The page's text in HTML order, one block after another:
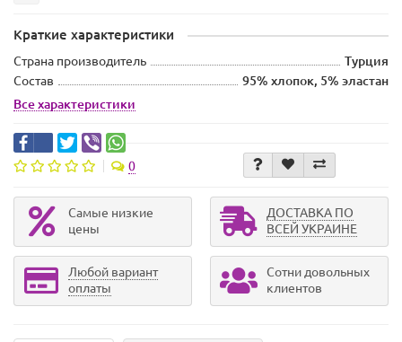
Краткие характеристики
Страна производитель
Турция
Состав
95% хлопок, 5% эластан
Все характеристики
0
Самые низкие
цены
ДОСТАВКА ПО
ВСЕЙ УКРАИНЕ
Любой вариант
оплаты
Сотни довольных
клиентов